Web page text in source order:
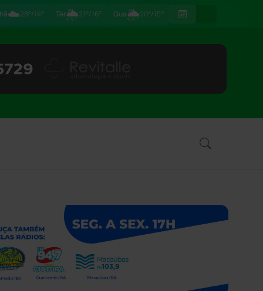
☁️28°/14° Ter🌦21°/16° Qua🌦20°/15°